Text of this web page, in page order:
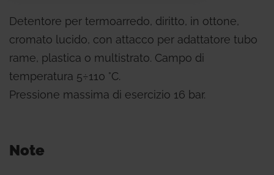
Detentore per termoarredo, diritto, in ottone,
cromato lucido, con attacco per adattatore tubo
rame, plastica o multistrato. Campo di
temperatura 5÷110 °C.
Pressione massima di esercizio 16 bar.
Note